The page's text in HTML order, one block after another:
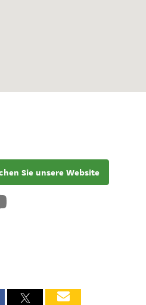
Sie unsere Website